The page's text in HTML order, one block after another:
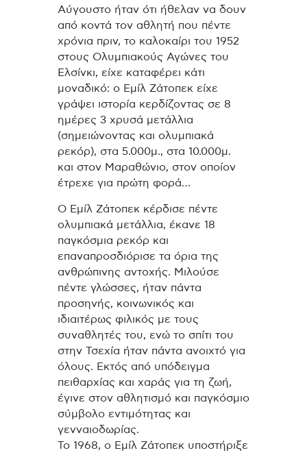
Αύγουστο ήταν ότι ήθελαν να δουν
από κοντά τον αθλητή που πέντε
χρόνια πριν, το καλοκαίρι του 1952
στους Ολυμπιακούς Αγώνες του
Ελσίνκι, είχε καταφέρει κάτι
μοναδικό: ο Εμίλ Ζάτοπεκ είχε
γράψει ιστορία κερδίζοντας σε 8
ημέρες 3 χρυσά μετάλλια
(σημειώνοντας και ολυμπιακά
ρεκόρ), στα 5.000μ., στα 10.000μ.
και στον Μαραθώνιο, στον οποίον
έτρεχε για πρώτη φορά…
Ο Εμίλ Ζάτοπεκ κέρδισε πέντε
ολυμπιακά μετάλλια, έκανε 18
παγκόσμια ρεκόρ και
επαναπροσδιόρισε τα όρια της
ανθρώπινης αντοχής. Μιλούσε
πέντε γλώσσες, ήταν πάντα
προσηνής, κοινωνικός και
ιδιαιτέρως φιλικός με τους
συναθλητές του, ενώ το σπίτι του
στην Τσεχία ήταν πάντα ανοιχτό για
όλους. Εκτός από υπόδειγμα
πειθαρχίας και χαράς για τη ζωή,
έγινε στον αθλητισμό και παγκόσμιο
σύμβολο εντιμότητας και
γενναιοδωρίας.
Το 1968, ο Εμίλ Ζάτοπεκ υποστήριξε